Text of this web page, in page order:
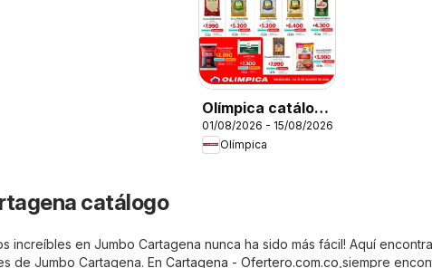
Olímpica catálogo
Más puntos, más
ahorro
01/08/2026 - 15/08/2026
Olímpica
catálogo
increíbles en Jumbo Cartagena nunca ha sido más fácil! Aquí
de Jumbo Cartagena. En Cartagena - Ofertero.com.co ,siempre